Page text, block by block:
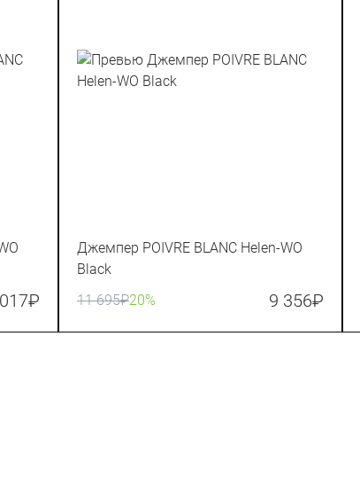
₽
Джемпер POIVRE BLANC Helen-WO
Black
11 695₽20% 9 356₽